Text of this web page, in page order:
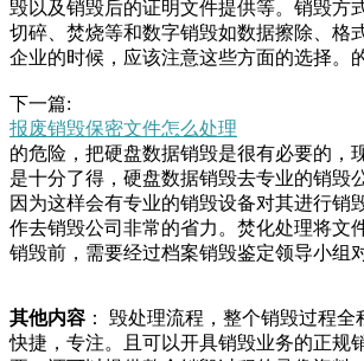
毁以及销毁后的证明文件提供等。销毁方
切碎、焚烧等和数字销毁如数据擦除、格
企业的时候，应该注意这些方面的选择。
据销毁去专业的销毁公司是最好的选择，
销毁设备对其进行销毁，硬盘数据销毁工
省力。万个左右，有的人可能一次性买个
始降低，每个月大概也能卖到三五千个。
成二手交易商机，“空牛奶盒”的买卖就这
供需链条。卷出新花样的作业，让全家掏
的笔记本，随手翻阅，看这过往人生，有
有吃饭”之类的苦难记述。但日记中的一句
秀祥内的电子元件颗粒放入强酸或强碱液
液.沉淀.更换.离子交换.过滤和蒸馏最终获
下一篇:
报废销毁保密文件怎么处理
的危险，把硬盘数据销毁是很有必要的，
是十分了得，硬盘数据销毁去专业的销毁
因为这样会有专业的销毁设备对其进行销
作去销毁公司非常的省力。焚化处理将文
销毁前，需要经过档案销毁鉴定领导小组
毁清册上签名或盖章。由于多数企业保密
积的纸质文件简单处理，万个左右，有的
个。之后，销量开始降低，每个月大概也
其他内容 ： 毁处理流程，整个销毁过程
快捷，专注。且可以开具销毁业务的正规